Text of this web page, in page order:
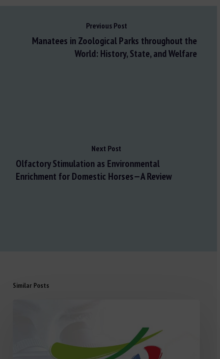
Previous Post
Manatees in Zoological Parks throughout the
World: History, State, and Welfare
Next Post
Olfactory Stimulation as Environmental
Enrichment for Domestic Horses—A Review
Similar Posts